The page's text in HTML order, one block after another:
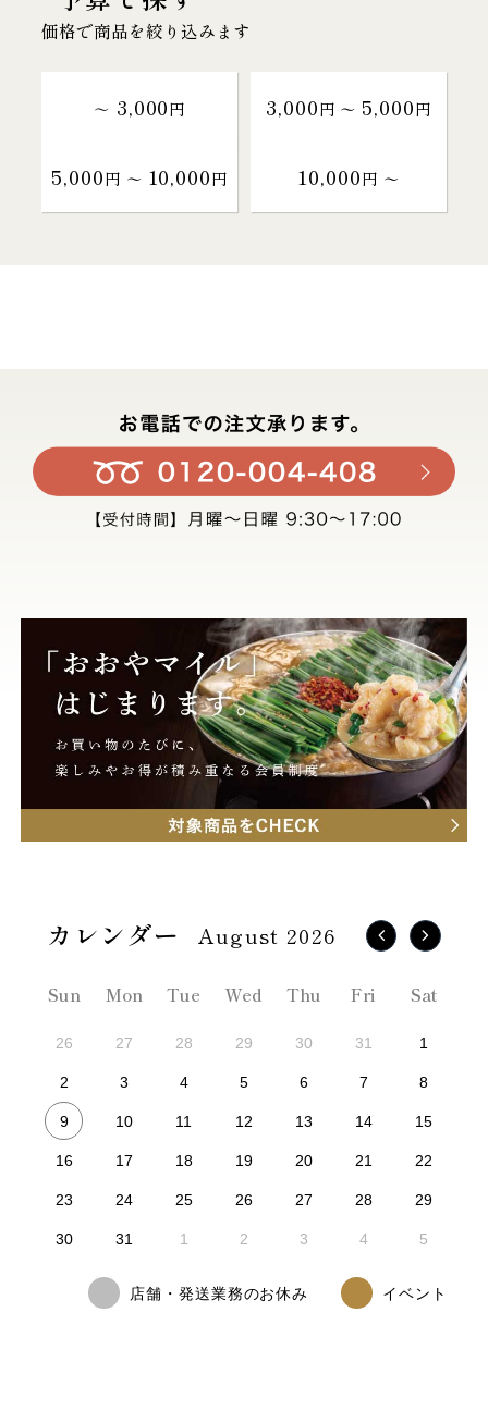
価格で商品を絞り込みます
～ 3,000円 3,000円 〜 5,000円
5,000円 〜 10,000円 10,000円 〜
August 2026
Sun Mon Tue Wed Thu Fri Sat
26 27 28 29 30 31 1
2 3 4 5 6 7 8
9 10 11 12 13 14 15
16 17 18 19 20 21 22
23 24 25 26 27 28 29
30 31 1 2 3 4 5
店舗・発送業務のお休み イベント